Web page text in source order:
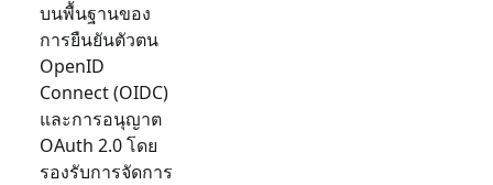
บนพื้นฐานของ
การยืนยันตัวตน
OpenID
Connect (OIDC)
และการอนุญาต
OAuth 2.0 โดย
รองรับการจัดการ